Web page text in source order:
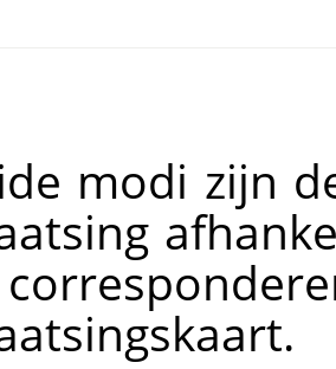
modi zijn